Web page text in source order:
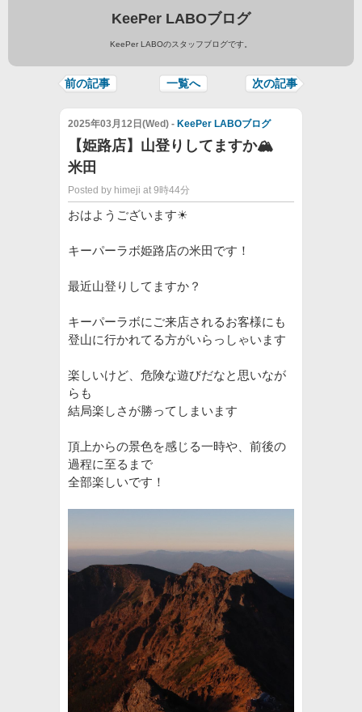
KeePer LABOブログ
KeePer LABOのスタッフブログです。
前の記事 一覧へ 次の記事
2025年03月12日(Wed) - KeePer LABOブログ
【姫路店】山登りしてますか🏔
米田
Posted by himeji at 9時44分
おはようございます☀
キーパーラボ姫路店の米田です！
最近山登りしてますか？
キーパーラボにご来店されるお客様にも
登山に行かれてる方がいらっしゃいます
楽しいけど、危険な遊びだなと思いなが
らも
結局楽しさが勝ってしまいます
頂上からの景色を感じる一時や、前後の
過程に至るまで
全部楽しいです！